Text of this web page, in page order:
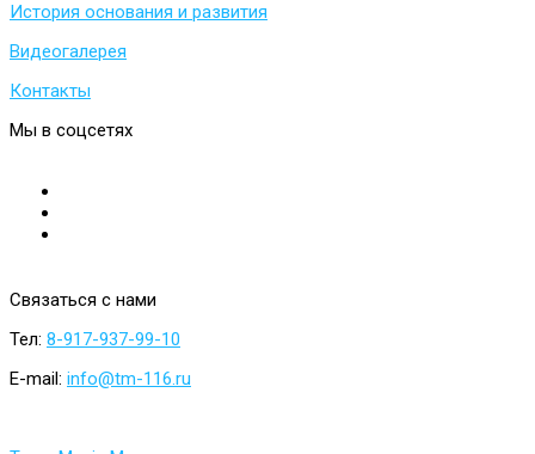
История основания и развития
Видеогалерея
Контакты
Мы в соцсетях
Связаться с нами
Тел: 8-917-937-99-10
E-mail: info@tm-116.ru